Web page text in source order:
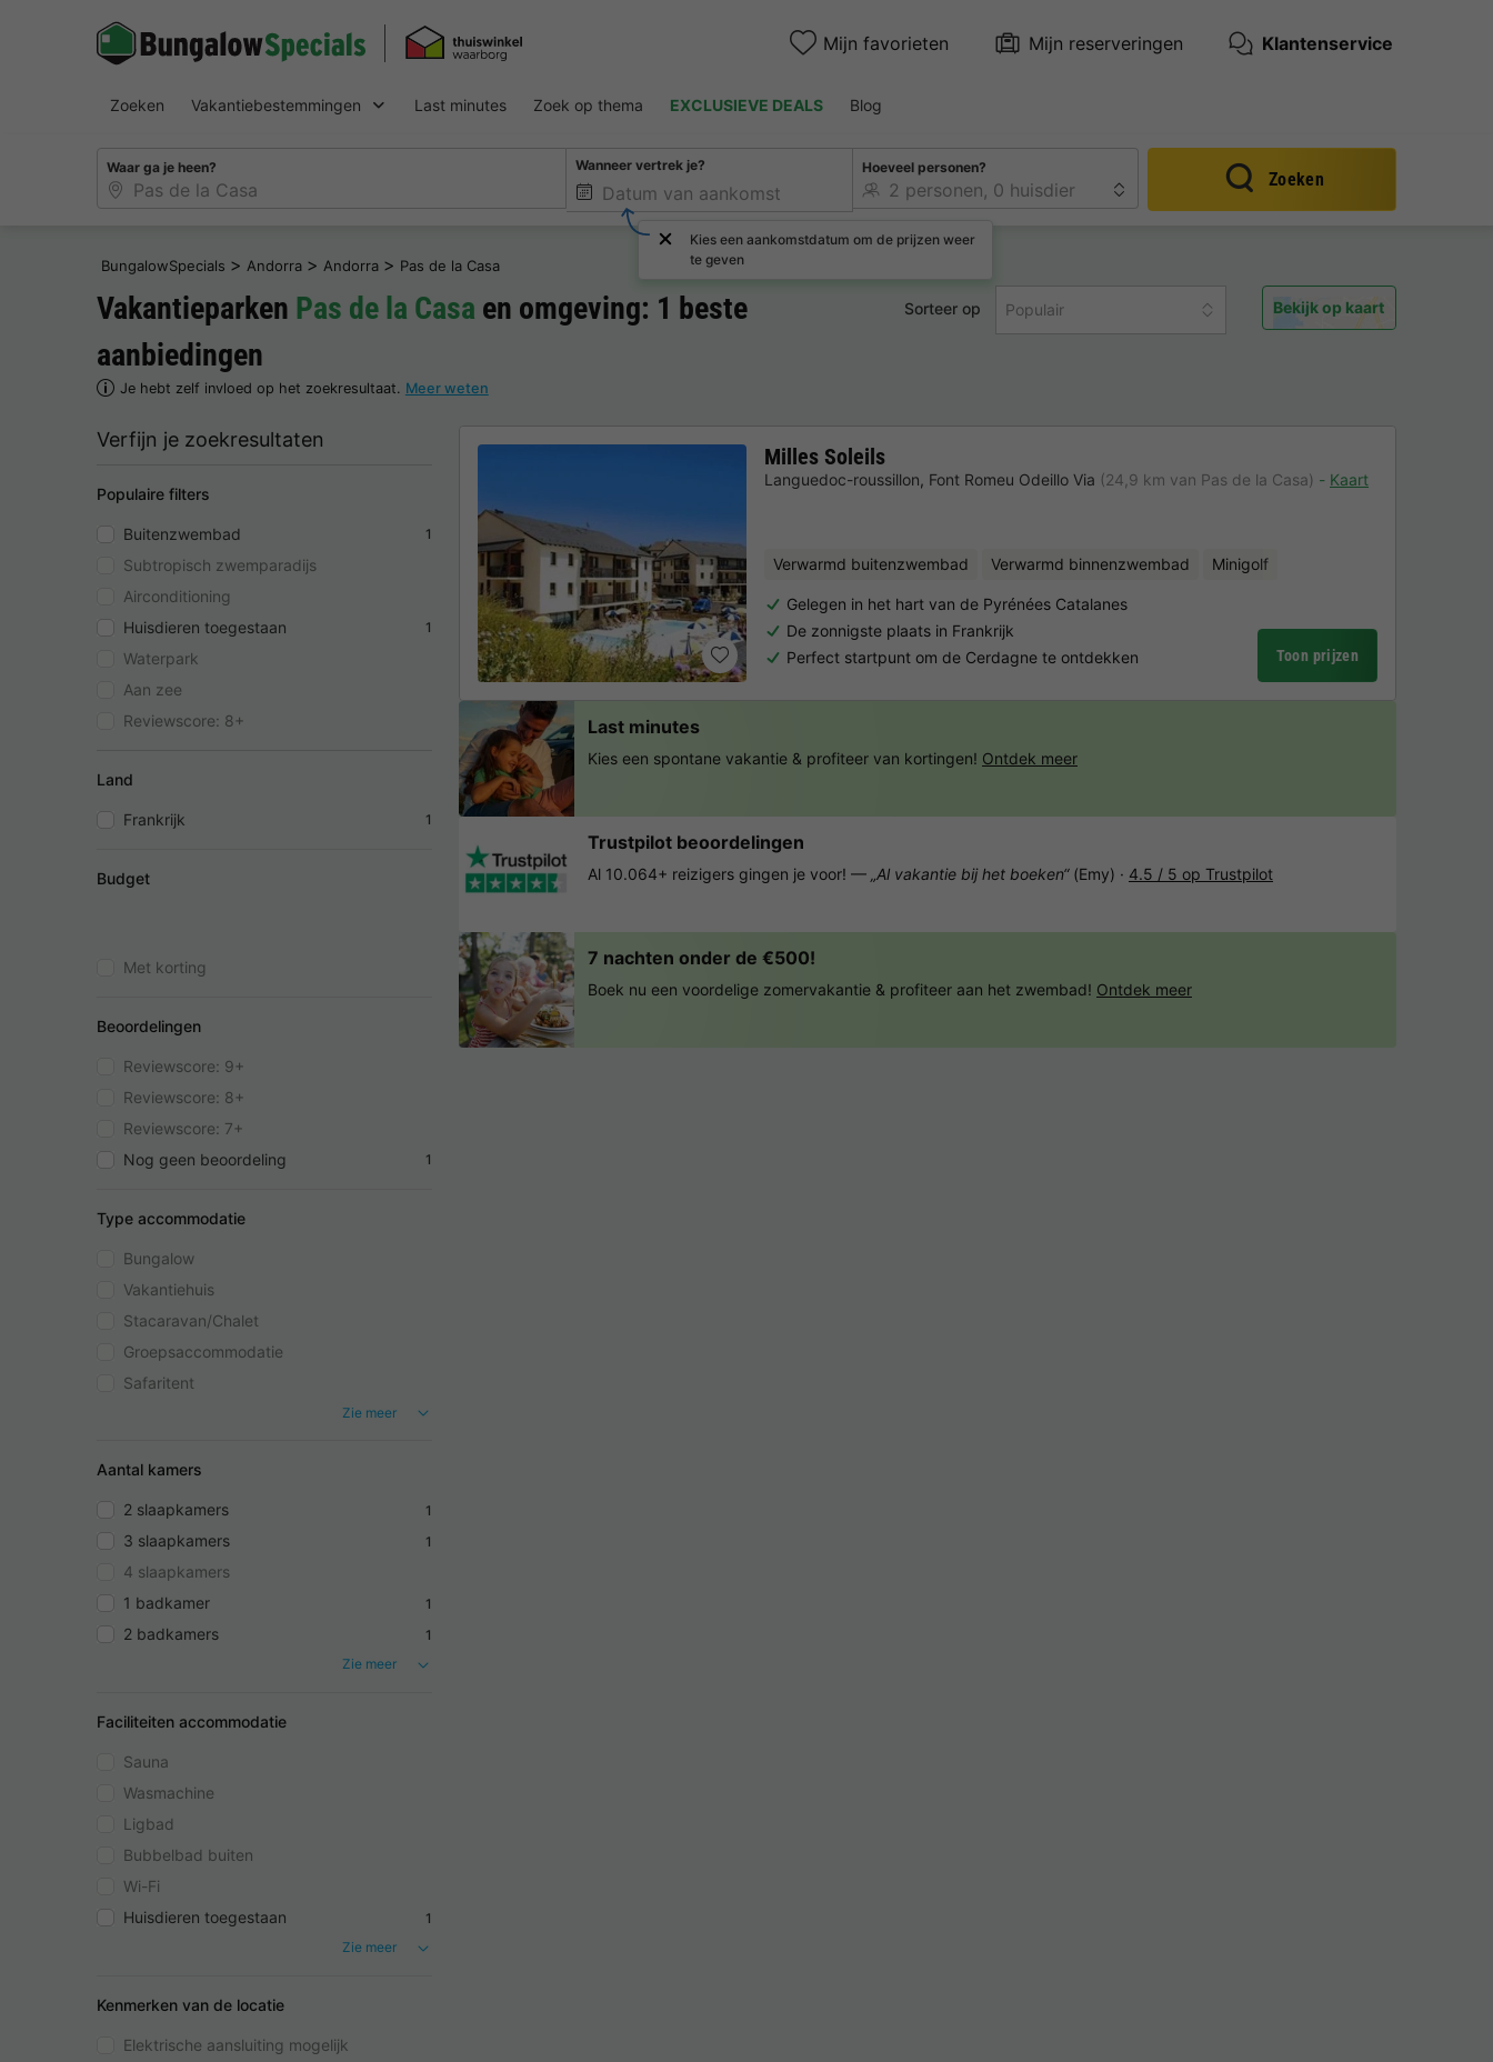
Mijn favorieten Mijn reserveringen Klantenservice
Zoeken Vakantiebestemmingen Last minutes Zoek op thema EXCLUSIEVE DEALS Blog
Waar ga je heen? Wanneer vertrek je?
Kies een aankomstdatum om de prijzen weer
te geven
Hoeveel personen?
Zoeken
BungalowSpecials > Andorra > Andorra > Pas de la Casa
Vakantieparken Pas de la Casa en omgeving: 1 beste
aanbiedingen
Je hebt zelf invloed op het zoekresultaat. Meer weten
Sorteer op Populair Bekijk op kaart
Verfijn je zoekresultaten
Populaire filters
Buitenzwembad 1
Subtropisch zwemparadijs
Airconditioning
Huisdieren toegestaan
1
Waterpark
Aan zee
Reviewscore: 8+
Land
Frankrijk 1
Budget
Met korting
Beoordelingen
Reviewscore: 9+
Reviewscore: 8+
Reviewscore: 7+
Nog geen beoordeling
1
Type accommodatie
Bungalow
Vakantiehuis
Stacaravan/Chalet
Groepsaccommodatie
Safaritent
Zie meer
Aantal kamers
2 slaapkamers 1
3 slaapkamers 1
4 slaapkamers
1 badkamer
1
2 badkamers
1
Zie meer
Faciliteiten accommodatie
Sauna
Wasmachine
Ligbad
Bubbelbad buiten
Wi-Fi
Huisdieren toegestaan
1
Zie meer
Kenmerken van de locatie
Elektrische aansluiting mogelijk
Milles Soleils
Languedoc-roussillon, Font Romeu Odeillo Via (24,9 km van Pas de la Casa) Kaart
Verwarmd buitenzwembad Verwarmd binnenzwembad Minigolf
Gelegen in het hart van de Pyrénées Catalanes
De zonnigste plaats in Frankrijk
Perfect startpunt om de Cerdagne te ontdekken
Toon prijzen
Last minutes
Kies een spontane vakantie & profiteer van kortingen! Ontdek meer
Trustpilot beoordelingen
Al 10.064+ reizigers gingen je voor! — „Al vakantie bij het boeken“(Emy) · 4.5 / 5 op Trustpilot
7 nachten onder de €500!
Boek nu een voordelige zomervakantie & profiteer aan het zwembad! Ontdek meer